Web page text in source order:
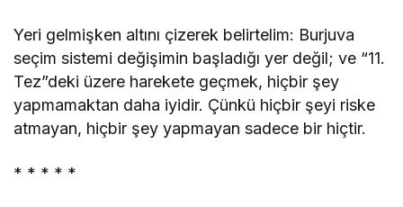
Yeri gelmişken altını çizerek belirtelim: Burjuva
seçim sistemi değişimin başladığı yer değil; ve “11.
Tez”deki üzere harekete geçmek, hiçbir şey
yapmamaktan daha iyidir. Çünkü hiçbir şeyi riske
atmayan, hiçbir şey yapmayan sadece bir hiçtir.
* * * * *